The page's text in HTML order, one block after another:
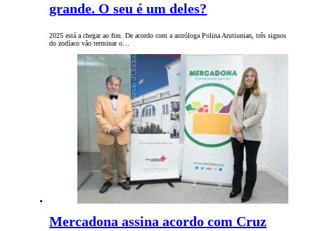
grande. O seu é um deles?
2025 está a chegar ao fim. De acordo com a astróloga Polina Arutiunian, três signos
do zodíaco vão terminar o…
Mercadona assina acordo com Cruz